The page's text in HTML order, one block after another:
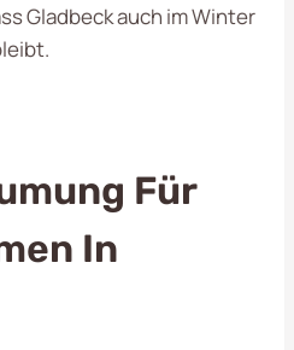
Gladbeck auch im Winter
Für
In